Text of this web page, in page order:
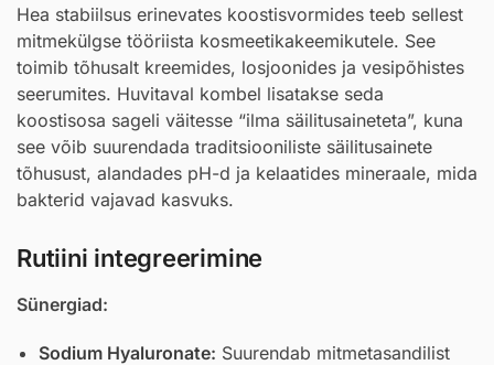
Hea stabiilsus erinevates koostisvormides teeb sellest
mitmekülgse tööriista kosmeetikakeemikutele. See
toimib tõhusalt kreemides, losjoonides ja vesipõhistes
seerumites. Huvitaval kombel lisatakse seda
koostisosa sageli väitesse “ilma säilitusaineteta”, kuna
see võib suurendada traditsiooniliste säilitusainete
tõhusust, alandades pH-d ja kelaatides mineraale, mida
bakterid vajavad kasvuks.
Rutiini integreerimine
Sünergiad:
Sodium Hyaluronate: Suurendab mitmetasandilist